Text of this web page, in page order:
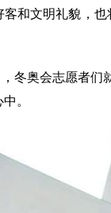
和文明礼貌，也
冬奥会志愿者们
。